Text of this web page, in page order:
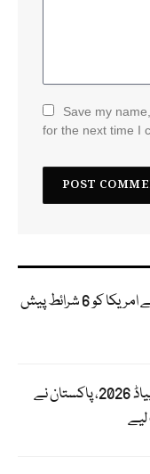
Save my
for the next time I
آبنائے ہرمز کھولنے کیلئے ایران نے امریکا کو 6 شرائط پیش
انٹرنیشنل نیوکلیئر سائنس اولمپیاڈ 2026، پاکستان نے
لیے